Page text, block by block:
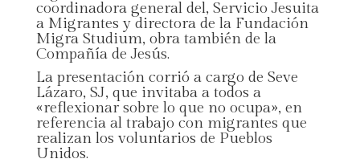
coordinadora general del, Servicio Jesuita
a Migrantes y directora de la Fundación
Migra Studium, obra también de la
Compañía de Jesús.
La presentación corrió a cargo de Seve
Lázaro, SJ, que invitaba a todos a
«reflexionar sobre lo que no ocupa», en
referencia al trabajo con migrantes que
realizan los voluntarios de Pueblos
Unidos.